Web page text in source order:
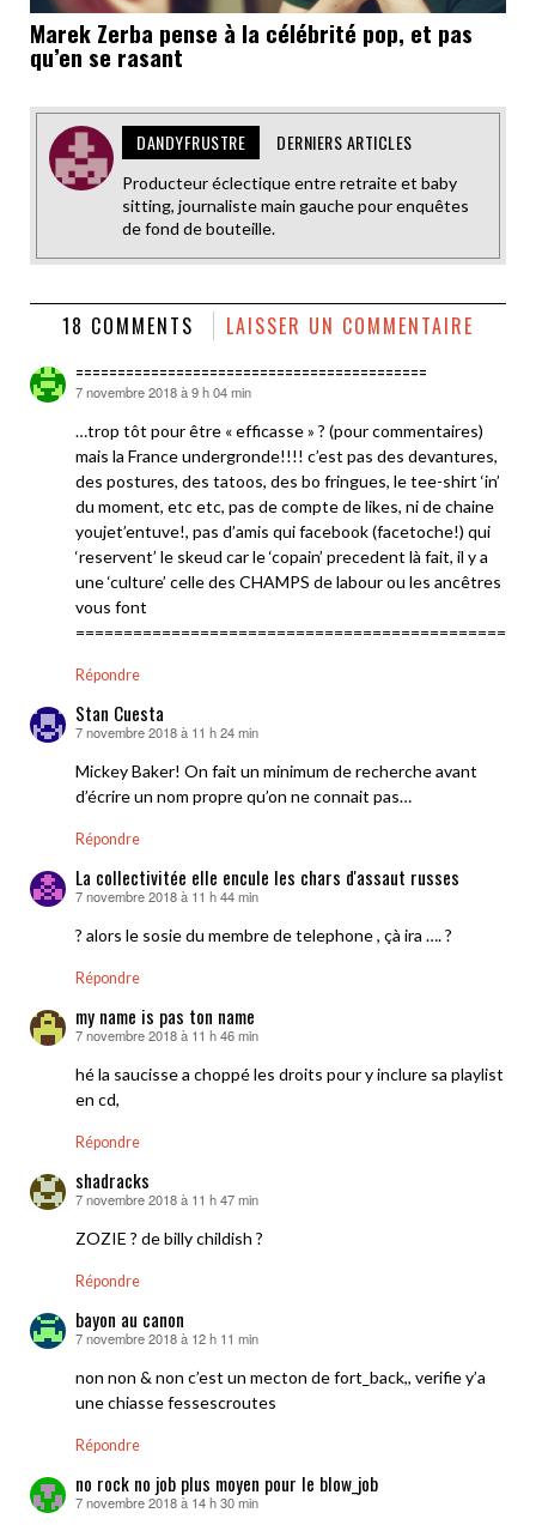
Marek Zerba pense à la célébrité pop, et pas
qu’en se rasant
DANDYFRUSTRE DERNIERS ARTICLES
Producteur éclectique entre retraite et baby
sitting, journaliste main gauche pour enquêtes
de fond de bouteille.
18 COMMENTS LAISSER UN COMMENTAIRE
==========================================
dit :
7 novembre 2018 à 9 h 04 min
…trop tôt pour être « efficasse » ? (pour commentaires)
mais la France undergronde!!!! c’est pas des devantures,
des postures, des tatoos, des bo fringues, le tee-shirt ‘in’
du moment, etc etc, pas de compte de likes, ni de chaine
youjet’entuve!, pas d’amis qui facebook (facetoche!) qui
‘reservent’ le skeud car le ‘copain’ precedent là fait, il y a
une ‘culture’ celle des CHAMPS de labour ou les ancêtres
vous font
Répondre
Stan Cuesta
dit :
7 novembre 2018 à 11 h 24 min
Mickey Baker! On fait un minimum de recherche avant
d’écrire un nom propre qu’on ne connait pas…
Répondre
La collectivitée elle encule les chars d'assaut russes
dit :
7 novembre 2018 à 11 h 44 min
? alors le sosie du membre de telephone , çà ira …. ?
Répondre
my name is pas ton name
dit :
7 novembre 2018 à 11 h 46 min
hé la saucisse a choppé les droits pour y inclure sa playlist
en cd,
Répondre
shadracks
dit :
7 novembre 2018 à 11 h 47 min
ZOZIE ? de billy childish ?
Répondre
bayon au canon
dit :
7 novembre 2018 à 12 h 11 min
non non & non c’est un mecton de fort_back,, verifie y’a
une chiasse fessescroutes
Répondre
no rock no job plus moyen pour le blow_job
dit :
7 novembre 2018 à 14 h 30 min